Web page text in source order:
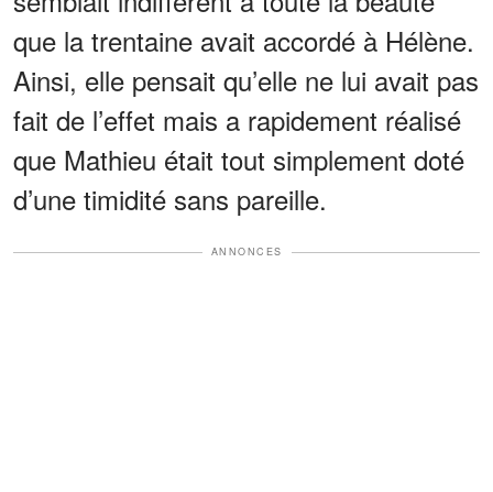
que la trentaine avait accordé à Hélène.
Ainsi, elle pensait qu’elle ne lui avait pas
fait de l’effet mais a rapidement réalisé
que Mathieu était tout simplement doté
d’une timidité sans pareille.
ANNONCES